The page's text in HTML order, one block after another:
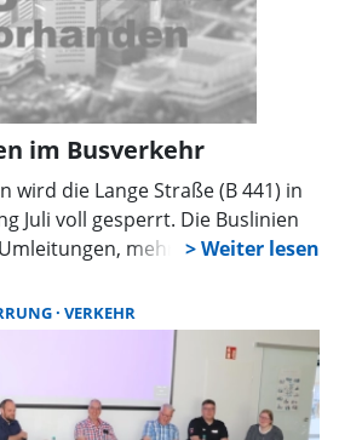
im Busverkehr
wird die Lange Straße (B 441) in
Juli voll gesperrt. Die Buslinien
mehrere Haltestellen
sich vorab zu informieren.
VERKEHR